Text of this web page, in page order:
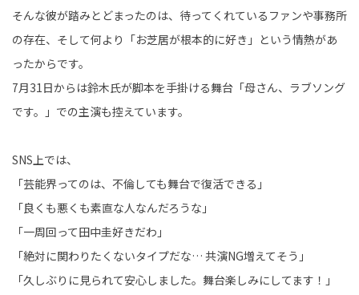
そんな彼が踏みとどまったのは、待ってくれているファンや事務所
の存在、そして何より「お芝居が根本的に好き」という情熱があ
ったからです。
7月31日からは鈴木氏が脚本を手掛ける舞台「母さん、ラブソング
です。」での主演も控えています。
SNS上では、
「芸能界ってのは、不倫しても舞台で復活できる 」
「良くも悪くも素直な人なんだろうな 」
「一周回って田中圭好きだわ」
「絶対に関わりたくないタイプだな… 共演NG増えてそう 」
「久しぶりに見られて安心しました。舞台楽しみにしてます！」